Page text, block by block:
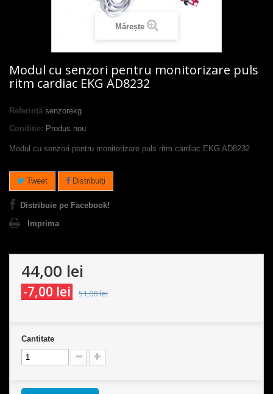
Mărește
Modul cu senzori pentru monitorizare puls
ritm cardiac EKG AD8232
Referință senzorekg
Condiție: Produs nou
Modul cu senzori pentru monitorizare puls ritm cardiac EKG AD8232
Tweet Distribuiţi
Distribuie pe Facebook!
Imprima
44,00 lei
-7,00 lei 51,00 lei
Cantitate